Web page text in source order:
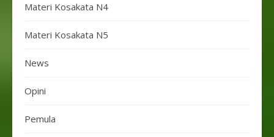
Materi Kosakata N4
Materi Kosakata N5
News
Opini
Pemula